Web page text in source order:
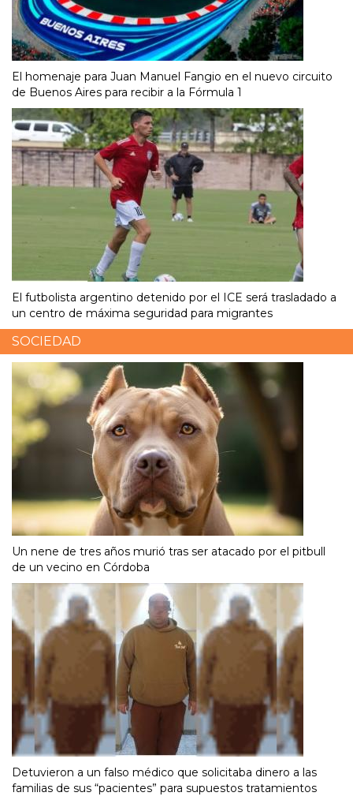
El homenaje para Juan Manuel Fangio en el nuevo circuito
de Buenos Aires para recibir a la Fórmula 1
El futbolista argentino detenido por el ICE será trasladado a
un centro de máxima seguridad para migrantes
SOCIEDAD
Un nene de tres años murió tras ser atacado por el pitbull
de un vecino en Córdoba
Detuvieron a un falso médico que solicitaba dinero a las
familias de sus “pacientes” para supuestos tratamientos